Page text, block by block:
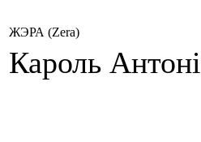
ЖЭРА (Zera)
Кароль